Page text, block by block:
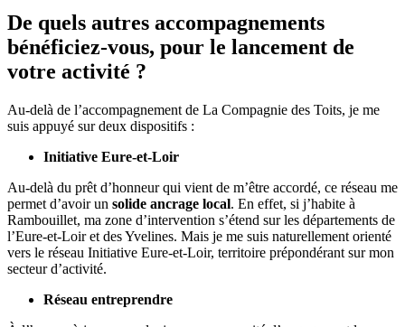
De quels autres accompagnements
bénéficiez-vous, pour le lancement de
votre activité ?
Au-delà de l’accompagnement de La Compagnie des Toits, je me
suis appuyé sur deux dispositifs :
Initiative Eure-et-Loir
Au-delà du prêt d’honneur qui vient de m’être accordé, ce réseau me
permet d’avoir un solide ancrage local. En effet, si j’habite à
Rambouillet, ma zone d’intervention s’étend sur les départements de
l’Eure-et-Loir et des Yvelines. Mais je me suis naturellement orienté
vers le réseau Initiative Eure-et-Loir, territoire prépondérant sur mon
secteur d’activité.
Réseau entreprendre